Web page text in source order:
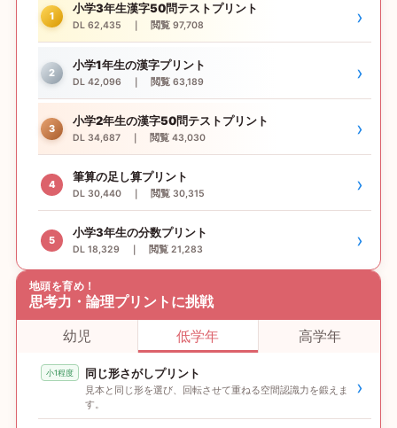
1
小学3年生漢字50問テストプリント
DL 62,435 ｜ 閲覧 97,708 ›
2
小学1年生の漢字プリント
DL 42,096 ｜ 閲覧 63,189 ›
3
小学2年生の漢字50問テストプリント
DL 34,687 ｜ 閲覧 43,030 ›
4
筆算の足し算プリント
DL 30,440 ｜ 閲覧 30,315 ›
5
小学3年生の分数プリント
DL 18,329 ｜ 閲覧 21,283 ›
地頭を育め！
思考力・論理プリントに挑戦
幼児
低学年 高学年
小1程度 同じ形さがしプリント
見本と同じ形を選び、回転させて重ねる空間認識力を鍛えま
す。
›